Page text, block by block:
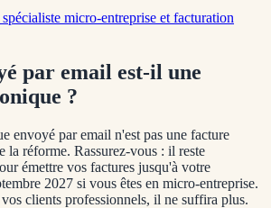
spécialiste micro-entreprise et facturation
par email est-il une
?
envoyé par email n'est pas une facture
la réforme. Rassurez-vous : il reste
émettre vos factures jusqu'à votre
2027 si vous êtes en micro-entreprise.
clients professionnels, il ne suffira plus.